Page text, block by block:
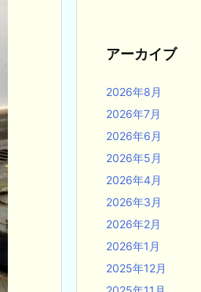
アーカイブ
2026年8月
2026年7月
2026年6月
2026年5月
2026年4月
2026年3月
2026年2月
2026年1月
2025年12月